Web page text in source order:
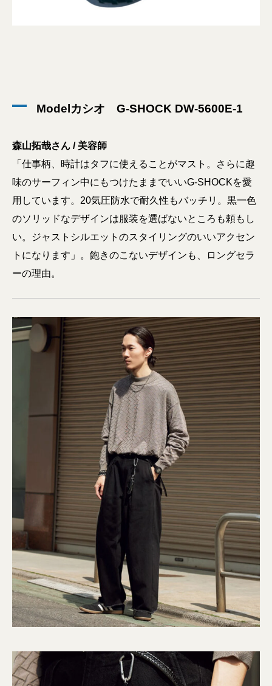
Modelカシオ G-SHOCK DW-5600E-1
森山拓哉さん / 美容師
「仕事柄、時計はタフに使えることがマスト。さらに趣
味のサーフィン中にもつけたままでいいG-SHOCKを愛
用しています。20気圧防水で耐久性もバッチリ。黒一色
のソリッドなデザインは服装を選ばないところも頼もし
い。ジャストシルエットのスタイリングのいいアクセン
トになります」。飽きのこないデザインも、ロングセラ
ーの理由。